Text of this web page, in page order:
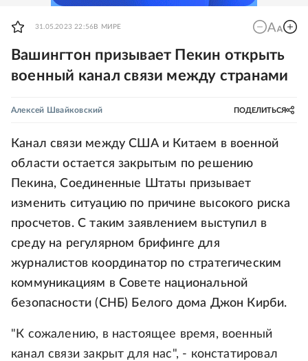
31.05.2023 22:56 В МИРЕ
Вашингтон призывает Пекин открыть
военный канал связи между странами
Алексей Швайковский ПОДЕЛИТЬСЯ
Канал связи между США и Китаем в военной
области остается закрытым по решению
Пекина, Соединенные Штаты призывает
изменить ситуацию по причине высокого риска
просчетов. С таким заявлением выступил в
среду на регулярном брифинге для
журналистов координатор по стратегическим
коммуникациям в Совете национальной
безопасности (СНБ) Белого дома Джон Кирби.
"К сожалению, в настоящее время, военный
канал связи закрыт для нас", - констатировал